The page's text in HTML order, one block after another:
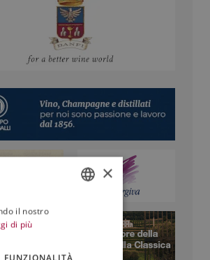
×
il nostro
di più
FUNZIONALITÀ